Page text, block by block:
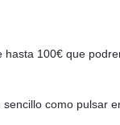
hasta 100€ que
como pulsar